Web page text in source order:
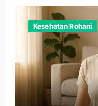
Kesehatan Rohani